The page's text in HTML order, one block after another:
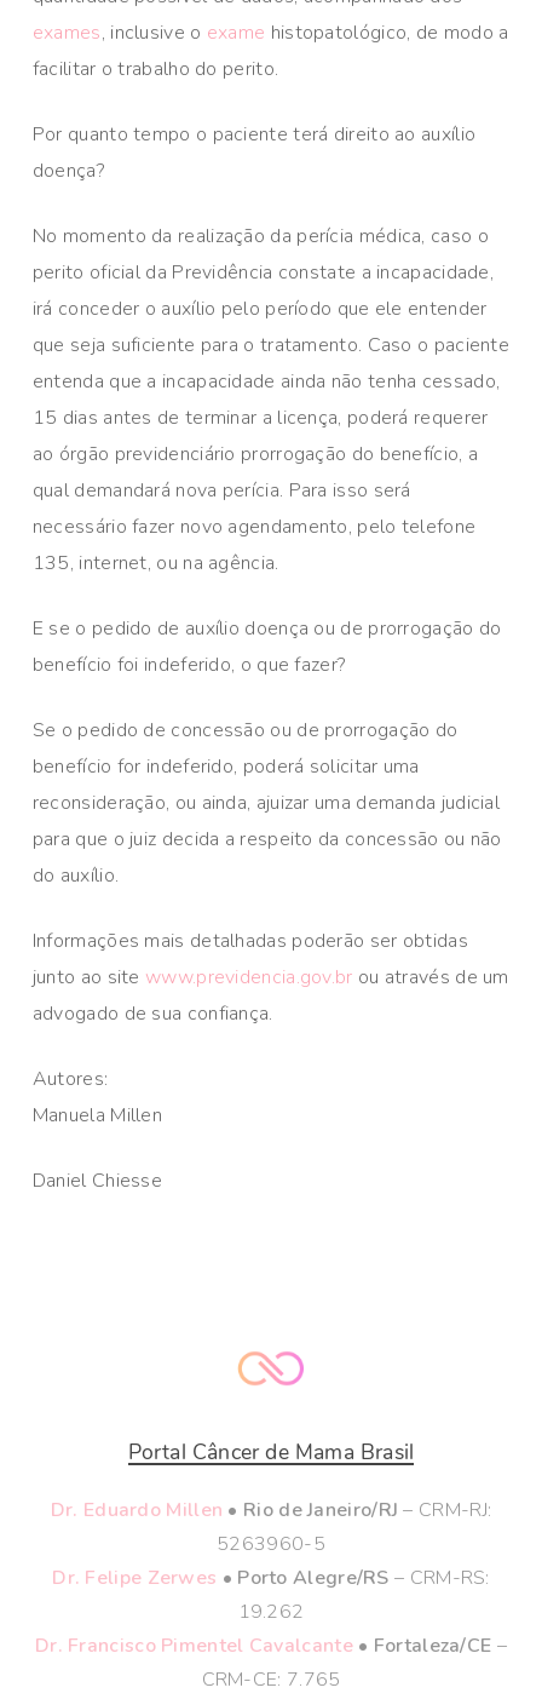
exames, inclusive o exame histopatológico, de modo a
facilitar o trabalho do perito.
Por quanto tempo o paciente terá direito ao auxílio
doença?
No momento da realização da perícia médica, caso o
perito oficial da Previdência constate a incapacidade,
irá conceder o auxílio pelo período que ele entender
que seja suficiente para o tratamento. Caso o paciente
entenda que a incapacidade ainda não tenha cessado,
15 dias antes de terminar a licença, poderá requerer
ao órgão previdenciário prorrogação do benefício, a
qual demandará nova perícia. Para isso será
necessário fazer novo agendamento, pelo telefone
135, internet, ou na agência.
E se o pedido de auxílio doença ou de prorrogação do
benefício foi indeferido, o que fazer?
Se o pedido de concessão ou de prorrogação do
benefício for indeferido, poderá solicitar uma
reconsideração, ou ainda, ajuizar uma demanda judicial
para que o juiz decida a respeito da concessão ou não
do auxílio.
Informações mais detalhadas poderão ser obtidas
junto ao site www.previdencia.gov.br ou através de um
advogado de sua confiança.
Autores:
Manuela Millen
Daniel Chiesse
Portal Câncer de Mama Brasil
Dr. Eduardo Millen • Rio de Janeiro/RJ – CRM-RJ:
5263960-5
Dr. Felipe Zerwes • Porto Alegre/RS – CRM-RS:
19.262
Dr. Francisco Pimentel Cavalcante• Fortaleza/CE –
CRM-CE: 7.765